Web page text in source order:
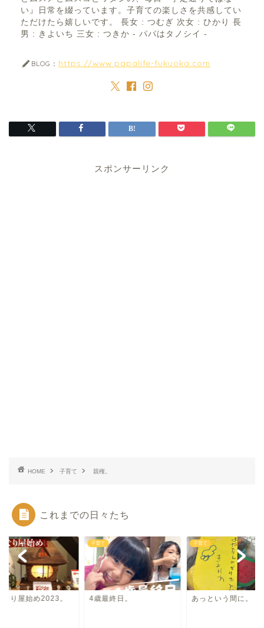
い』日常を綴っています。子育ての楽しさを共感してい
ただけたら嬉しいです。 長女 : つむぎ 次女 : ひかり 長
男 : きよいち 三女 : つきか - パパはタノシイ -
BLOG： https://www.papalife-fukuoka.com
スポンサーリンク
HOME 子育て 親権。
これまでの日々たち
ぐり屋始め2023。
子育て
4歳最終日。
子育て
あっという間に。